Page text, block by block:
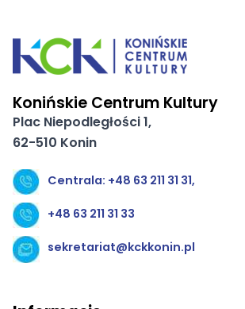
Konińskie Centrum Kultury
Plac Niepodległości 1,
62-510 Konin
Centrala: +48 63 211 31 31,
+48 63 211 31 33
sekretariat@kckkonin.pl